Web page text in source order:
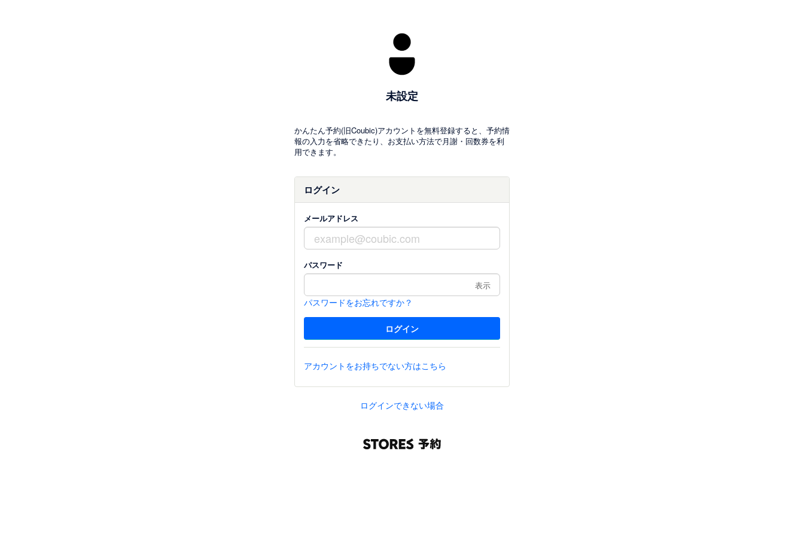
未設定
かんたん予約(旧Coubic)アカウントを無料登録すると、予約情
報の入力を省略できたり、お支払い方法で月謝・回数券を利
用できます。
ログイン
メールアドレス
パスワード
表示
パスワードをお忘れですか？
アカウントをお持ちでない方はこちら
ログインできない場合